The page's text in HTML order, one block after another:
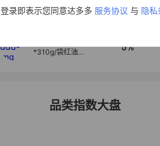
登录即表示您同意达多多 服务协议 与 隐私
垃圾袋大号特厚
50%
*310g/袋红油麻
5%
品类指数大盘